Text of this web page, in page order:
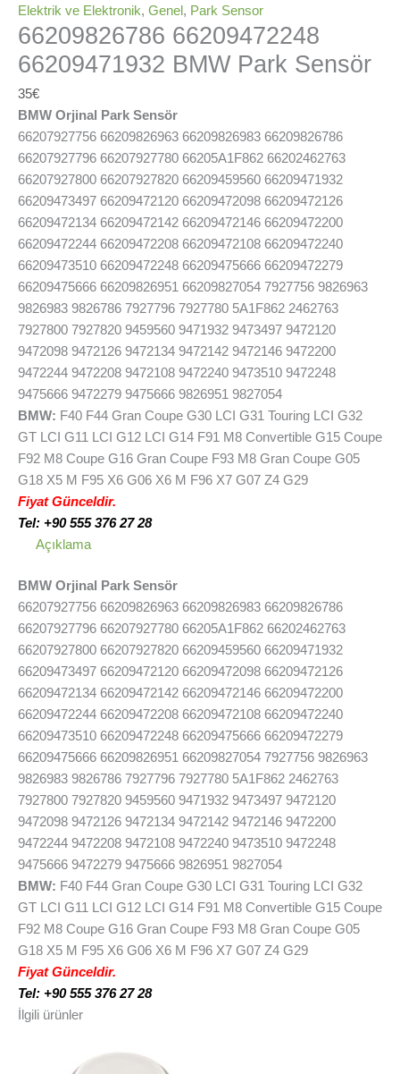
Elektrik ve Elektronik, Genel , Park Sensor
66209826786 66209472248
66209471932 BMW Park Sensör
35€
BMW Orjinal Park Sensör
66207927756 66209826963 66209826983 66209826786
66207927796 66207927780 66205A1F862 66202462763
66207927800 66207927820 66209459560 66209471932
66209473497 66209472120 66209472098 66209472126
66209472134 66209472142 66209472146 66209472200
66209472244 66209472208 66209472108 66209472240
66209473510 66209472248 66209475666 66209472279
66209475666 66209826951 66209827054 7927756 9826963
9826983 9826786 7927796 7927780 5A1F862 2462763
7927800 7927820 9459560 9471932 9473497 9472120
9472098 9472126 9472134 9472142 9472146 9472200
9472244 9472208 9472108 9472240 9473510 9472248
9475666 9472279 9475666 9826951 9827054
BMW: F40 F44 Gran Coupe G30 LCI G31 Touring LCI G32
GT LCI G11 LCI G12 LCI G14 F91 M8 Convertible G15 Coupe
F92 M8 Coupe G16 Gran Coupe F93 M8 Gran Coupe G05
G18 X5 M F95 X6 G06 X6 M F96 X7 G07 Z4 G29
Fiyat Günceldir.
Tel: +90 555 376 27 28
Açıklama
BMW Orjinal Park Sensör
66207927756 66209826963 66209826983 66209826786
66207927796 66207927780 66205A1F862 66202462763
66207927800 66207927820 66209459560 66209471932
66209473497 66209472120 66209472098 66209472126
66209472134 66209472142 66209472146 66209472200
66209472244 66209472208 66209472108 66209472240
66209473510 66209472248 66209475666 66209472279
66209475666 66209826951 66209827054 7927756 9826963
9826983 9826786 7927796 7927780 5A1F862 2462763
7927800 7927820 9459560 9471932 9473497 9472120
9472098 9472126 9472134 9472142 9472146 9472200
9472244 9472208 9472108 9472240 9473510 9472248
9475666 9472279 9475666 9826951 9827054
BMW: F40 F44 Gran Coupe G30 LCI G31 Touring LCI G32
GT LCI G11 LCI G12 LCI G14 F91 M8 Convertible G15 Coupe
F92 M8 Coupe G16 Gran Coupe F93 M8 Gran Coupe G05
G18 X5 M F95 X6 G06 X6 M F96 X7 G07 Z4 G29
Fiyat Günceldir.
Tel: +90 555 376 27 28
İlgili ürünler